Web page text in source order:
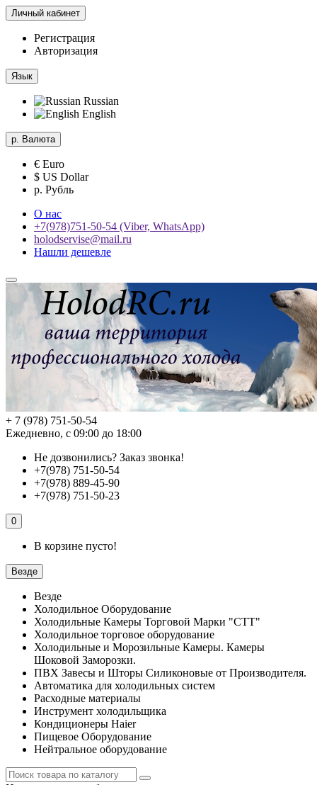
Личный кабинет
Регистрация
Авторизация
Язык
Russian
English
р. Валюта
€ Euro
$ US Dollar
р. Рубль
О нас
+7(978)751-50-54 (Viber, WhatsApp)
holodservise@mail.ru
Нашли дешевле
+ 7 (978) 751-50-54
Ежедневно, с 09:00 до 18:00
Не дозвонились? Заказ звонка!
+7(978) 751-50-54
+7(978) 889-45-90
+7(978) 751-50-23
0
В корзине пусто!
Везде
Везде
Холодильное Оборудование
Холодильные Камеры Торговой Марки "СТТ"
Холодильное торговое оборудование
Холодильные и Морозильные Камеры. Камеры
Шоковой Заморозки.
ПВХ Завесы и Шторы Силиконовые от Производителя.
Автоматика для холодильных систем
Расходные материалы
Инструмент холодильщика
Кондиционеры Haier
Пищевое Оборудование
Нейтральное оборудование